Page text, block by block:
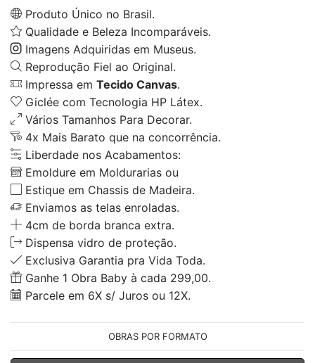
Produto Único no Brasil.
Qualidade e Beleza Incomparáveis.
Imagens Adquiridas em Museus.
Reprodução Fiel ao Original.
Impressa em Tecido Canvas.
Giclée com Tecnologia HP Látex.
Vários Tamanhos Para Decorar.
4x Mais Barato que na concorrência.
Liberdade nos Acabamentos:
Emoldure em Moldurarias ou
Estique em Chassis de Madeira.
Enviamos as telas enroladas.
4cm de borda branca extra.
Dispensa vidro de proteção.
Exclusiva Garantia pra Vida Toda.
Ganhe 1 Obra Baby à cada 299,00.
Parcele em 6X s/ Juros ou 12X.
OBRAS POR FORMATO